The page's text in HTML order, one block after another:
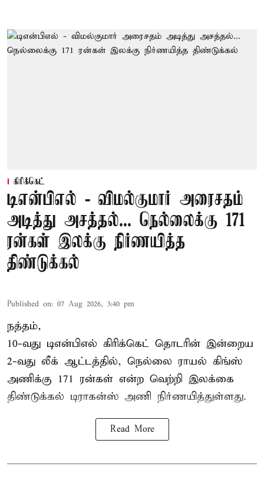
கிரிக்கெட்
டிஎன்பிஎல் - விமல்குமார் அரைசதம்
அடித்து அசத்தல்... நெல்லைக்கு 171
ரன்கள் இலக்கு நிர்ணயித்த
திண்டுக்கல்
Published on: 07 Aug 2026, 3:40 pm
நத்தம்,
10-வது டிஎன்பிஎல் கிரிக்கெட் தொடரின் இன்றைய
2-வது லீக் ஆட்டத்தில், நெல்லை ராயல் கிங்ஸ்
அணிக்கு 171 ரன்கள் என்ற வெற்றி இலக்கை
திண்டுக்கல் டிராகன்ஸ் அணி நிர்ணயித்துள்ளது.
Read More